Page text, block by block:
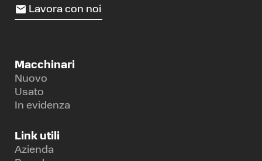
Lavora con noi
Macchinari
Nuovo
Usato
In evidenza
Link utili
Azienda